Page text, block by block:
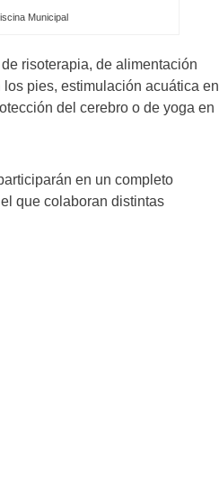
Municipal
risoterapia, de alimentación
pies, estimulación acuática en
del cerebro o de yoga en
en un completo
que colaboran distintas